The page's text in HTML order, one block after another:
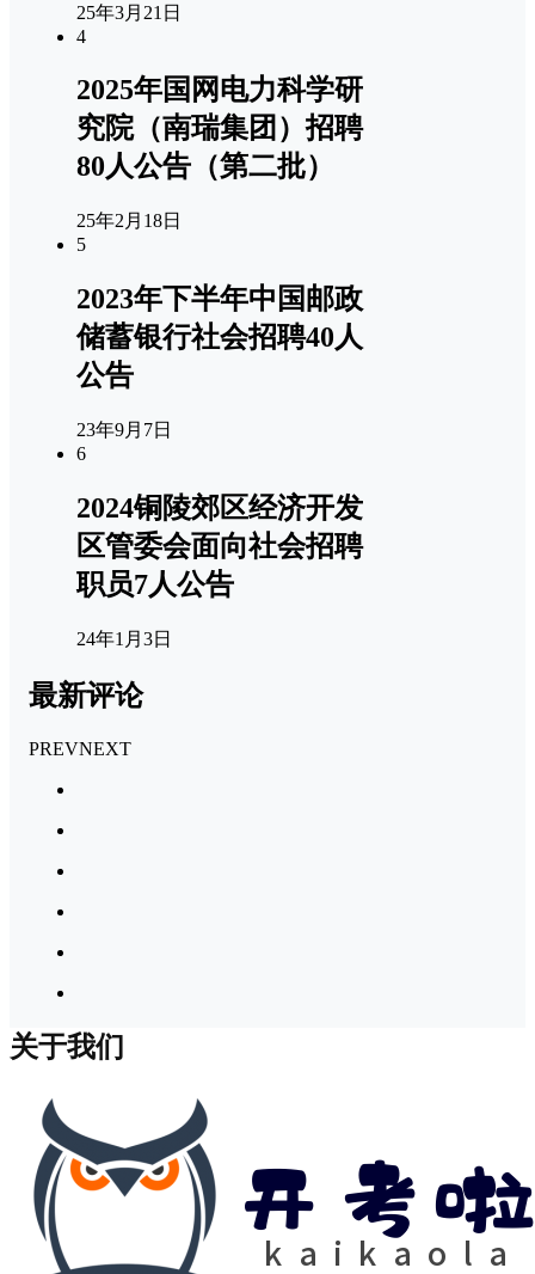
25年3月21日
4
2025年国网电力科学研
究院（南瑞集团）招聘
80人公告（第二批）
25年2月18日
5
2023年下半年中国邮政
储蓄银行社会招聘40人
公告
23年9月7日
6
2024铜陵郊区经济开发
区管委会面向社会招聘
职员7人公告
24年1月3日
最新评论
PREVNEXT
关于我们